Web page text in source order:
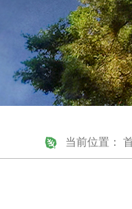
当前位置：